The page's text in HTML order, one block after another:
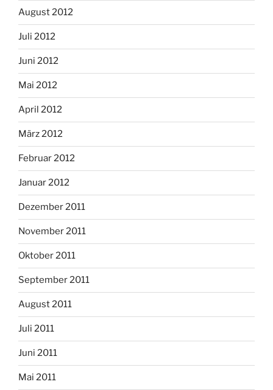
August 2012
Juli 2012
Juni 2012
Mai 2012
April 2012
März 2012
Februar 2012
Januar 2012
Dezember 2011
November 2011
Oktober 2011
September 2011
August 2011
Juli 2011
Juni 2011
Mai 2011